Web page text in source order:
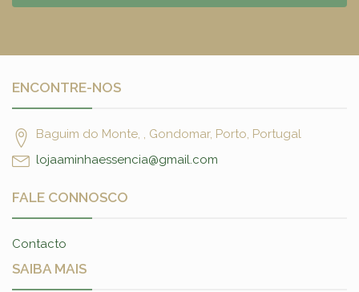
ENCONTRE-NOS
Baguim do Monte, , Gondomar, Porto, Portugal
lojaaminhaessencia@gmail.com
FALE CONNOSCO
Contacto
SAIBA MAIS